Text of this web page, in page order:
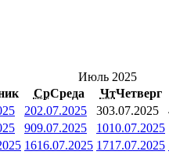
Июль 2025
СрСреда ЧтЧетверг
202.07.2025 303.07.2025
909.07.2025 1010.07.2025
1616.07.2025 1717.07.2025